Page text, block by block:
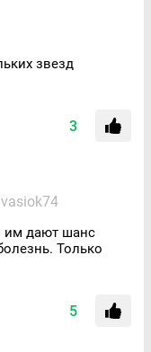
звезд
3
vasiok74
им дают шанс
Только
5